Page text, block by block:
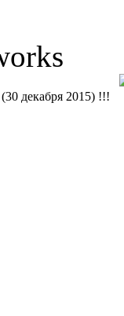
декабря 2015) !!!